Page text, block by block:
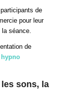
de
pour leur
séance.
de
sons, la